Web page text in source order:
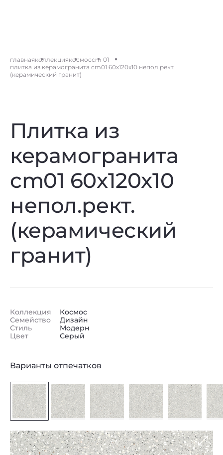
главнаяколлекциякосмосcm 01
плитка из керамогранита cm01 60x120x10 непол.рект.
(керамический гранит)
Плитка из
керамогранита
cm01 60x120x10
непол.рект.
(керамический
гранит)
Коллекция
Семейство
Стиль
Цвет
Космос
Дизайн
Модерн
Серый
Варианты отпечатков